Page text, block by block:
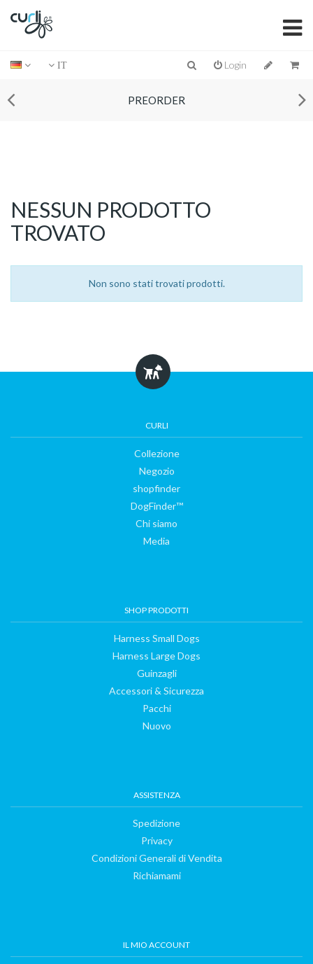
IT Login
PREORDER
DogFinder™
NESSUN PRODOTTO
TROVATO
Non sono stati trovati prodotti.
CURLI
Collezione
Negozio
shopfinder
DogFinder™
Chi siamo
Media
SHOP PRODOTTI
Harness Small Dogs
Harness Large Dogs
Guinzagli
Accessori & Sicurezza
Pacchi
Nuovo
ASSISTENZA
Spedizione
Privacy
Condizioni Generali di Vendita
Richiamami
IL MIO ACCOUNT